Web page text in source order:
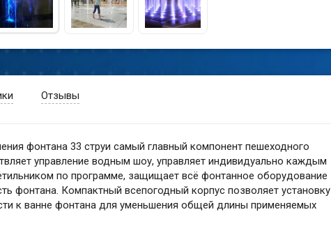
Отзывы
фонтана 33 струи самый главный компонент пешеходного
управление водным шоу, управляет индивидуально каждым
по программе, защищает всё фонтанное оборудование
фонтана. Компактный всепогодный корпус позволяет установку
к ванне фонтана для уменьшения общей длины применяемых